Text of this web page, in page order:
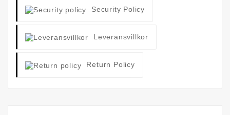
Security Policy
Leveransvillkor
Return Policy